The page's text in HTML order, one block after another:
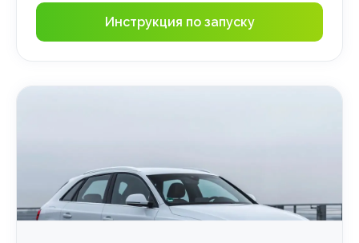
Инструкция по запуску